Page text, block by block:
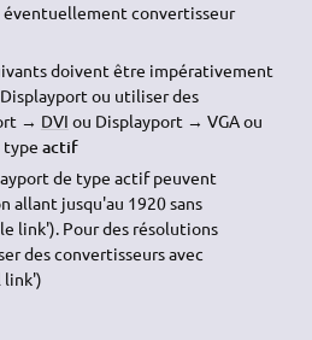
éventuellement convertisseur
doivent être impérativement
ou utiliser des
→ DVI ou Displayport → VGA ou
type actif
de type actif peuvent
allant jusqu'au 1920 sans
link'). Pour des résolutions
des convertisseurs avec
link')